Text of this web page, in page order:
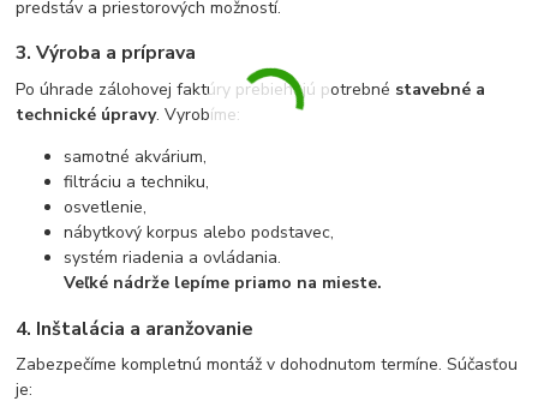
predstáv a priestorových možností.
3. Výroba a príprava
Po úhrade zálohovej faktúry prebiehajú potrebné stavebné a
technické úpravy. Vyrobíme:
samotné akvárium,
filtráciu a techniku,
osvetlenie,
nábytkový korpus alebo podstavec,
systém riadenia a ovládania.
Veľké nádrže lepíme priamo na mieste.
4. Inštalácia a aranžovanie
Zabezpečíme kompletnú montáž v dohodnutom termíne. Súčasťou
je: